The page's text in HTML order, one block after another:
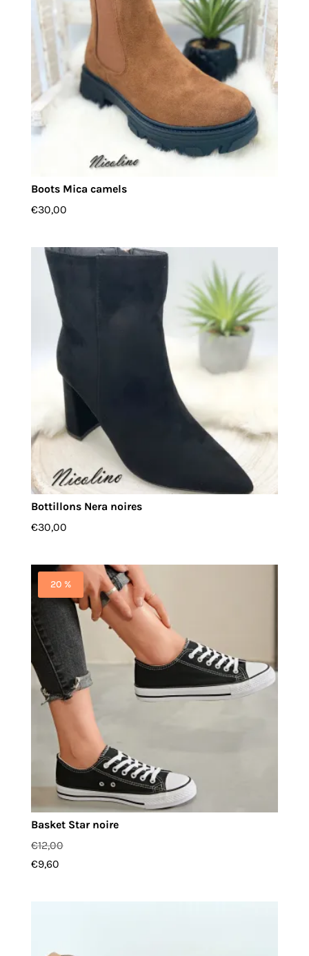
Boots Mica camels
€30,00
Bottillons Nera noires
€30,00
20 %
Basket Star noire
€12,00
€9,60